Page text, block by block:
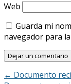
Web
Guarda mi
navegador para
← Documento